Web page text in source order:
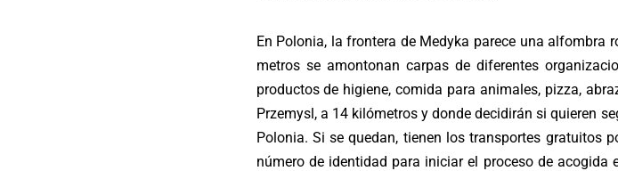
En Polonia, la frontera de Medyka parece una alfombra
metros se amontonan carpas de diferentes
productos de higiene, comida para animales, pizza,
Przemysl, a 14 kilómetros y donde decidirán si quieren
Polonia. Si se quedan, tienen los transportes gratuitos
número de identidad para iniciar el proceso de